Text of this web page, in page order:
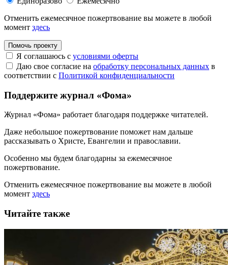
Отменить ежемесячное пожертвование вы можете в любой
момент здесь
Помочь проекту
Я соглашаюсь с условиями оферты
Даю свое согласие на обработку персональных данных в
соответствии с Политикой конфиденциальности
Поддержите журнал «Фома»
Журнал «Фома» работает благодаря поддержке читателей.
Даже небольшое пожертвование поможет нам дальше
рассказывать о Христе, Евангелии и православии.
Особенно мы будем благодарны за ежемесячное
пожертвование.
Отменить ежемесячное пожертвование вы можете в любой
момент здесь
Читайте также